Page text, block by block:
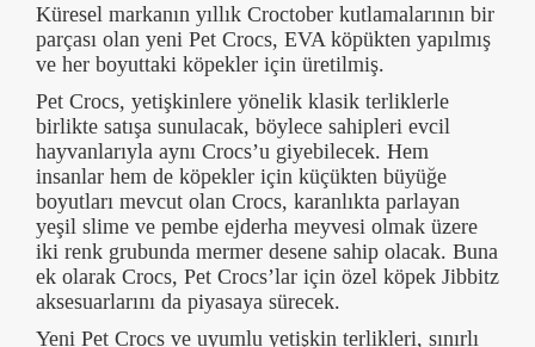
Küresel markanın yıllık Croctober kutlamalarının bir
parçası olan yeni Pet Crocs, EVA köpükten yapılmış
ve her boyuttaki köpekler için üretilmiş.
Pet Crocs, yetişkinlere yönelik klasik terliklerle
birlikte satışa sunulacak, böylece sahipleri evcil
hayvanlarıyla aynı Crocs’u giyebilecek. Hem
insanlar hem de köpekler için küçükten büyüğe
boyutları mevcut olan Crocs, karanlıkta parlayan
yeşil slime ve pembe ejderha meyvesi olmak üzere
iki renk grubunda mermer desene sahip olacak. Buna
ek olarak Crocs, Pet Crocs’lar için özel köpek Jibbitz
aksesuarlarını da piyasaya sürecek.
Yeni Pet Crocs ve uyumlu yetişkin terlikleri, sınırlı